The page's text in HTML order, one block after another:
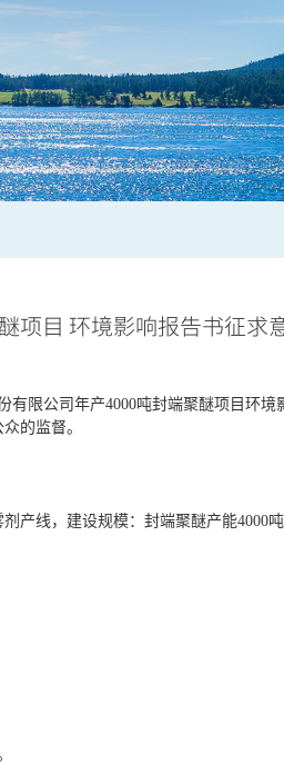
项目 环境影响报告书征求
有限公司年产4000吨封端聚醚项目环境
的监督。
产线，建设规模：封端聚醚产能4000